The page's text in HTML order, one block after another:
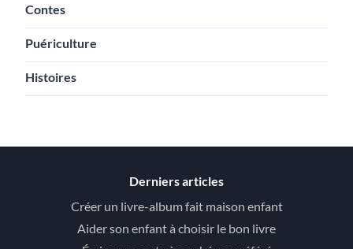
Contes
Puériculture
Histoires
Derniers articles
Créer un livre-album fait maison enfant
Aider son enfant à choisir le bon livre